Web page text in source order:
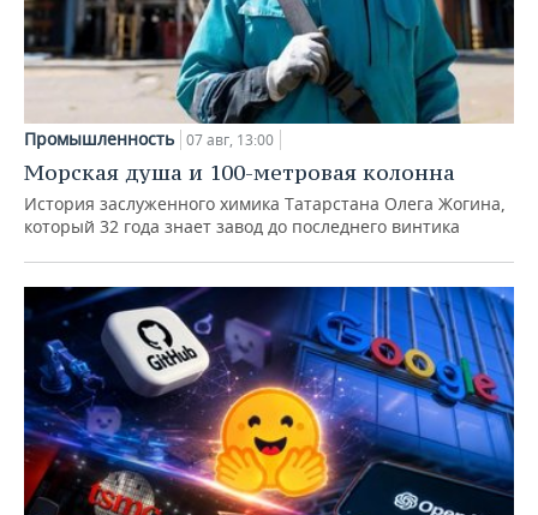
Промышленность 07 авг, 13:00
Морская душа и 100-метровая колонна
История заслуженного химика Татарстана Олега Жогина,
который 32 года знает завод до последнего винтика